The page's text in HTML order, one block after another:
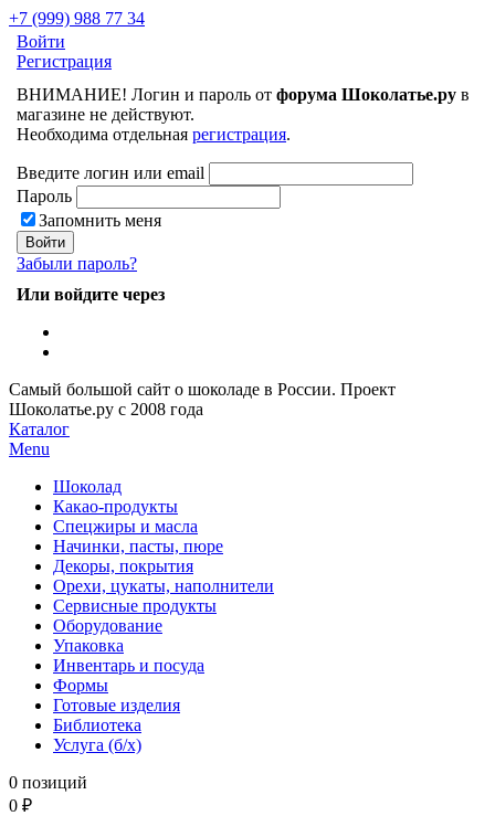
+7 (999) 988 77 34
Войти
Регистрация
ВНИМАНИЕ! Логин и пароль от форума Шоколатье.ру в
магазине не действуют.
Необходима отдельная регистрация.
Введите логин или email
Пароль
Запомнить меня
Забыли пароль?
Или войдите через
Самый большой сайт о шоколаде в России. Проект
Шоколатье.ру с 2008 года
Каталог
Menu
Шоколад
Какао-продукты
Спецжиры и масла
Начинки, пасты, пюре
Декоры, покрытия
Орехи, цукаты, наполнители
Сервисные продукты
Оборудование
Упаковка
Инвентарь и посуда
Формы
Готовые изделия
Библиотека
Услуга (б/х)
0 позиций
0 ₽